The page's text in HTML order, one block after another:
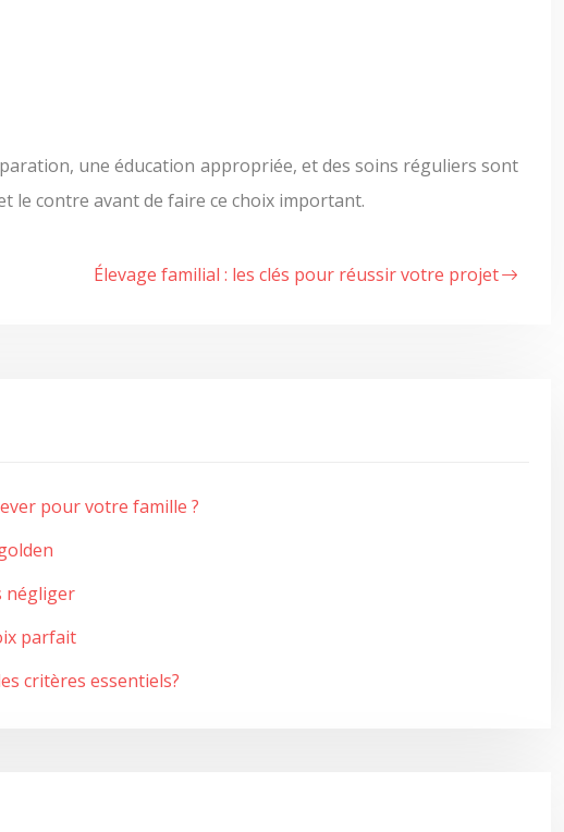
une éducation appropriée, et des soins réguliers sont
le contre avant de faire ce choix important.
Élevage familial : les clés pour réussir votre projet
pour votre famille ?
négliger
parfait
critères essentiels?